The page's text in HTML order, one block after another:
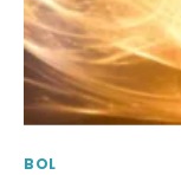
BOL